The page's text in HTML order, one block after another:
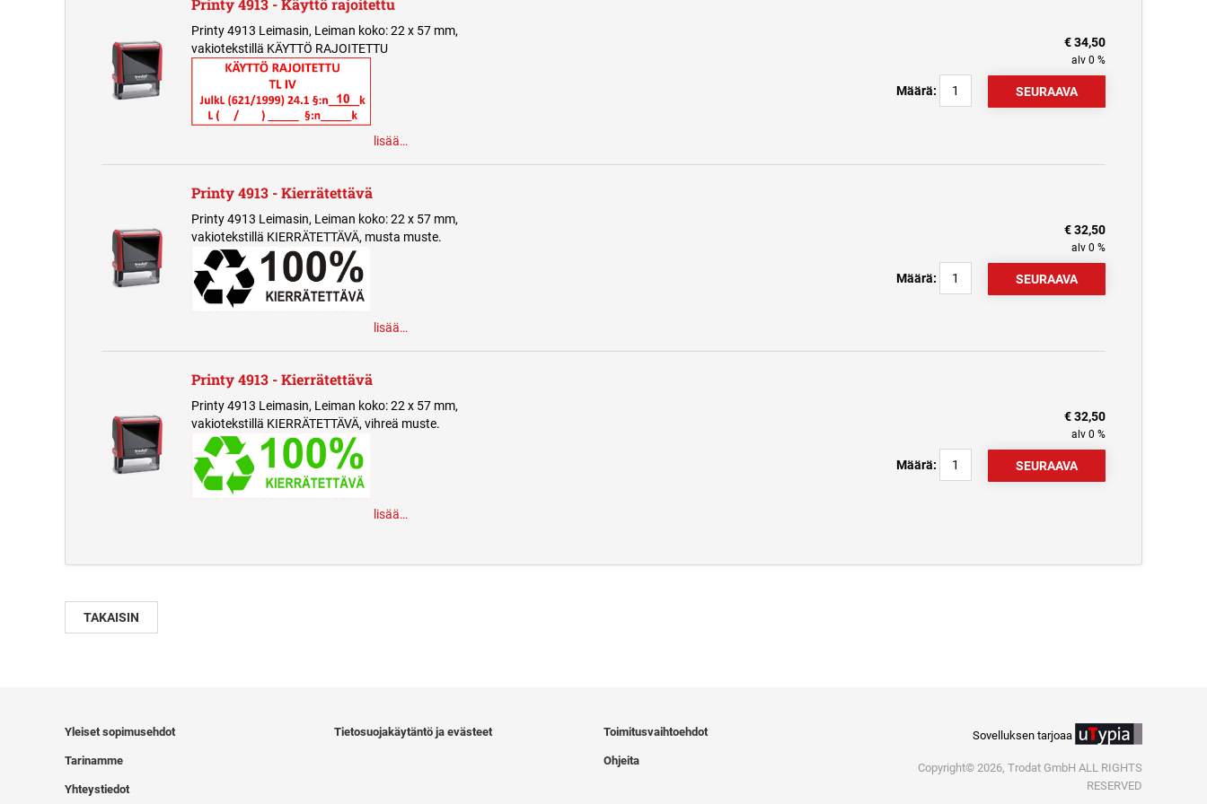
Printy 4913 - Käyttö rajoitettu
Printy 4913 Leimasin, Leiman koko: 22 x 57 mm,
vakiotekstillä KÄYTTÖ RAJOITETTU
lisää…
€ 34,50
alv 0 %
Määrä:
Printy 4913 - Kierrätettävä
Printy 4913 Leimasin, Leiman koko: 22 x 57 mm,
vakiotekstillä KIERRÄTETTÄVÄ, musta muste.
lisää…
€ 32,50
alv 0 %
Määrä:
Printy 4913 - Kierrätettävä
Printy 4913 Leimasin, Leiman koko: 22 x 57 mm,
vakiotekstillä KIERRÄTETTÄVÄ, vihreä muste.
lisää…
€ 32,50
alv 0 %
Määrä:
TAKAISIN
Yleiset sopimusehdot
Tarinamme
Yhteystiedot
Tietosuojakäytäntö ja evästeet Toimitusvaihtoehdot
Ohjeita
Sovelluksen tarjoaa
Copyright© 2026, Trodat GmbH ALL RIGHTS
RESERVED